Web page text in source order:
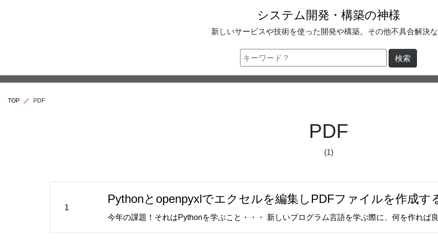
システム開発・構築の神様
新しいサービスや技術を使った開発や構築。その他不具合解決
検索
TOP PDF
PDF
(1)
1
Pythonとopenpyxlでエクセルを編集しPDFファイルを作成す
今年の課題！それはPythonを学ぶこと・・・ 新しいプログラム言語を学ぶ際に、何を作れば